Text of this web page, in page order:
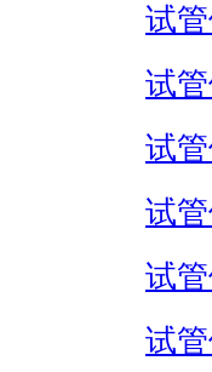
试
试
试
试
试
试